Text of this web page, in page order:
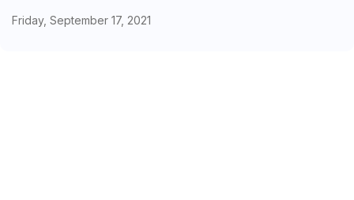
Friday, September 17, 2021